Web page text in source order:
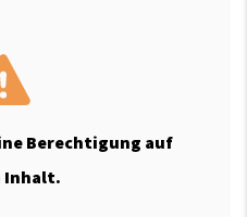
Berechtigung auf
Inhalt.